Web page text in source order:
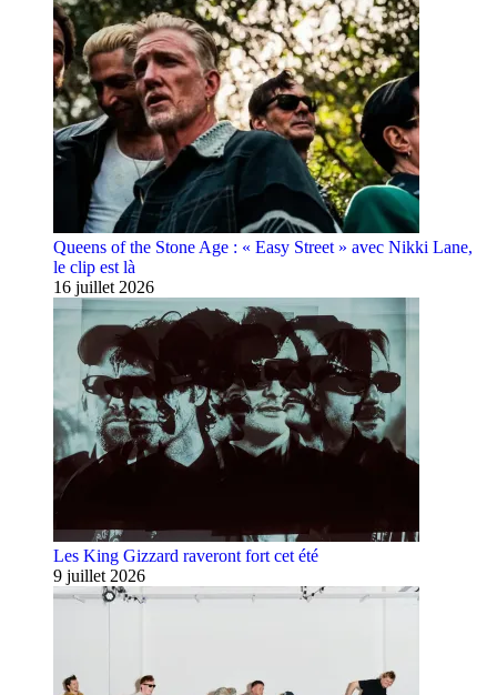
Queens of the Stone Age : « Easy Street » avec Nikki Lane,
le clip est là
16 juillet 2026
Les King Gizzard raveront fort cet été
9 juillet 2026